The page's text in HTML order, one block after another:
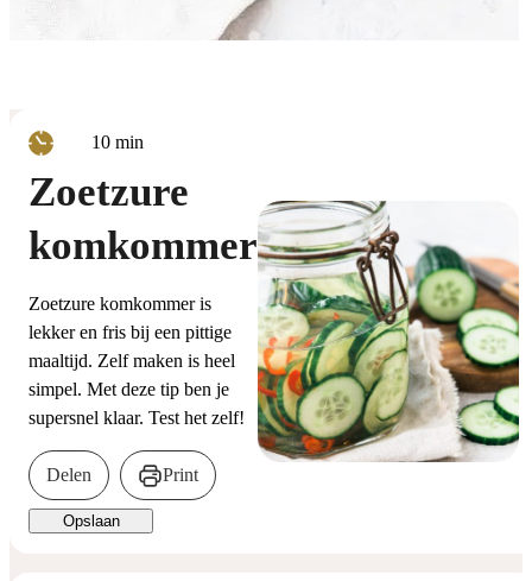
10minuten
min
Zoetzure
komkommer
Zoetzure komkommer is
lekker en fris bij een pittige
maaltijd. Zelf maken is heel
simpel. Met deze tip ben je
supersnel klaar. Test het zelf!
Delen Print
Opslaan